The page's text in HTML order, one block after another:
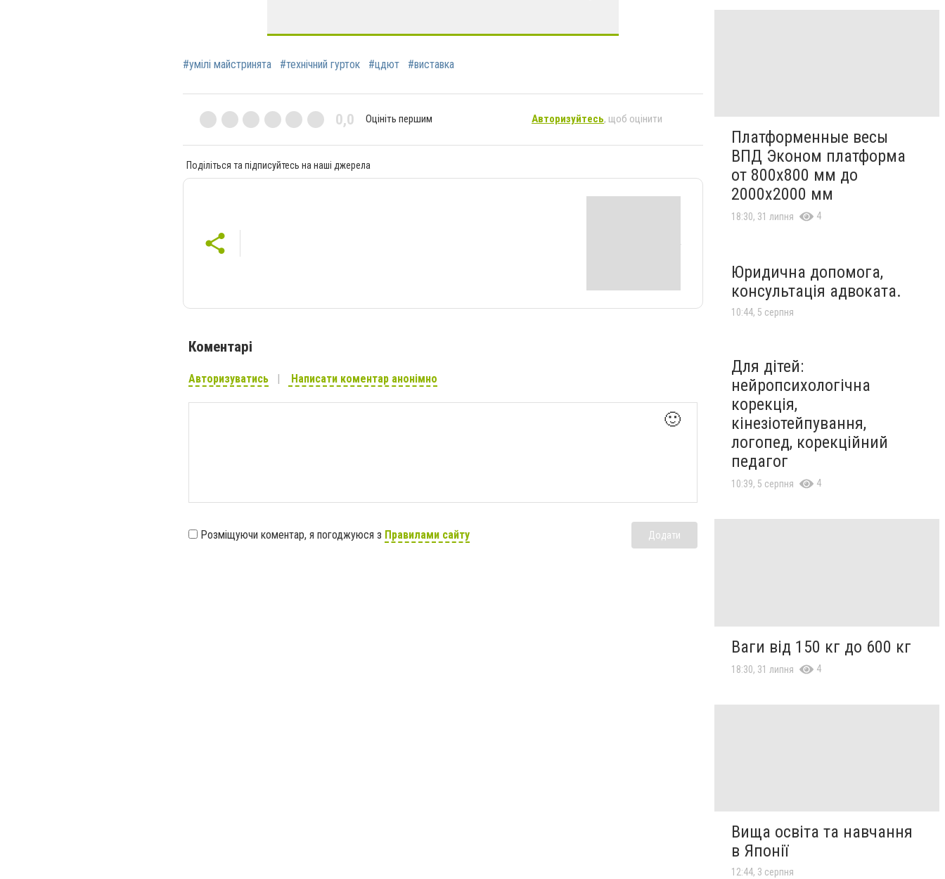
#умілі майстринята #технічний гурток #цдют #виставка
0,0 Оцініть першим Авторизуйтесь, щоб оцінити
Поділіться та підписуйтесь на наші джерела
Коментарі
Авторизуватись Написати коментар анонімно
🙂
Розміщуючи коментар, я погоджуюся з Правилами сайту Додати
Платформенные весы
ВПД Эконом платформа
от 800х800 мм до
2000х2000 мм
18:30, 31 липня 4
Юридична допомога,
консультація адвоката.
10:44, 5 серпня
Для дітей:
нейропсихологічна
корекція,
кінезіотейпування,
логопед, корекційний
педагог
10:39, 5 серпня 4
Ваги від 150 кг до 600 кг
18:30, 31 липня 4
Вища освіта та навчання
в Японії
12:44, 3 серпня